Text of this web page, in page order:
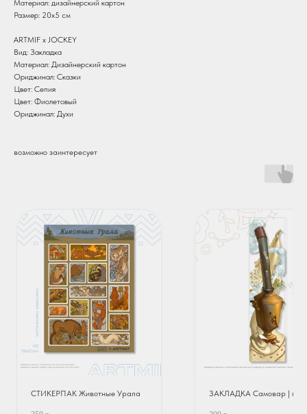
Материал: дизайнерский картон
Размер: 20х5 см
ARTMIF х JOCKEY
Вид: Закладка
Материал: Дизайнерский картон
Ориджинал: Сказки
Цвет: Сепия
Цвет: Фиолетовый
Ориджинал: Духи
возможно заинтересует
СТИКЕРПАК Животные Урала ЗАКЛАДКА Самовар | пэт